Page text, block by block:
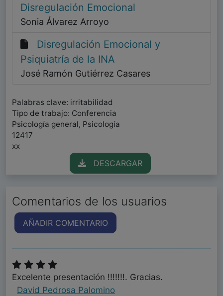
Disregulación Emocional
Sonia Álvarez Arroyo
Disregulación Emocional y
Psiquiatría de la INA
José Ramón Gutiérrez Casares
Palabras clave: irritabilidad
Tipo de trabajo: Conferencia
Psicología general, Psicología
12417
xx
DESCARGAR
Comentarios de los usuarios
AÑADIR COMENTARIO
Excelente presentación !!!!!!!. Gracias.
David Pedrosa Palomino